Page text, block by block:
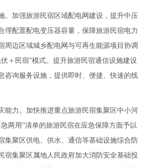
。加强旅游民宿区域配电网建设，提升中压
理配置配电变压器容量，保障旅游民宿电力
周边区域城乡配电网与可再生能源项目协调
＋民宿”模式。提升旅游民宿通信设施建设
咨询服务设施，提供即时、便捷、快速的线
能力。加快推进重点旅游民宿集聚区中小河
两用”清单的旅游民宿在应急保障方面予以
集聚区供电、供水、通信等基础设施综合防
宿集聚区属地人民政府加大消防安全基础投